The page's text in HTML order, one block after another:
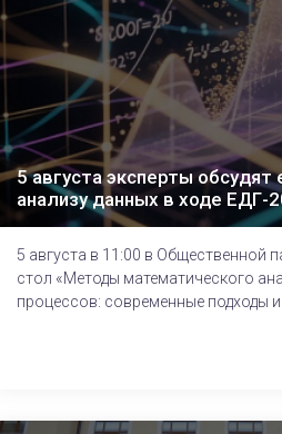
5 августа эксперты обсудят
анализу данных в ходе ЕДГ-
5 августа в 11:00 в Общественной
стол «Методы математического
процессов: современные подходы и